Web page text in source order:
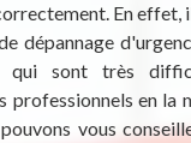
En effet,
dépannage
qui sont très
professionnels en la
vous